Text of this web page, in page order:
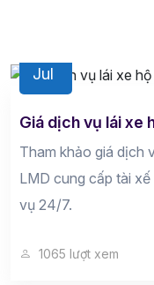
Jul
Giá dịch vụ lái xe
Tham khảo giá dịch
LMD cung cấp tài
vụ 24/7.
1065 lượt xem